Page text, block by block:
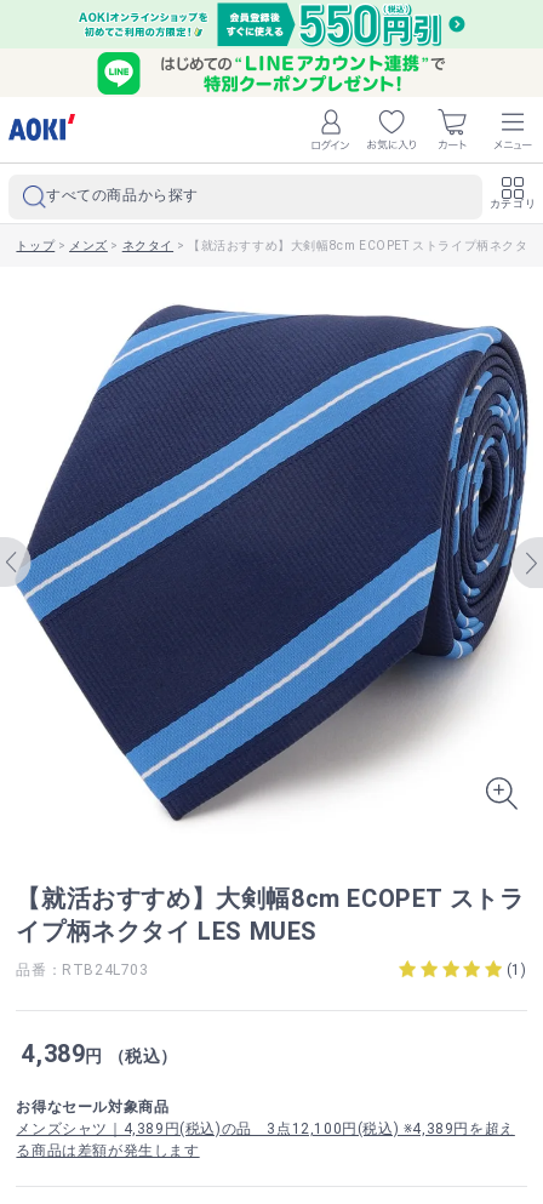
すべての商品から探す カテゴリ
トップ> メンズ > ネクタイ > 【就活おすすめ】大剣幅8cm ECOPET ストライプ柄ネクタイ
【就活おすすめ】大剣幅8cm ECOPET ストラ
イプ柄ネクタイ LES MUES
品番：RTB24L703 (1 )
4,389円 （税込）
お得なセール対象商品
メンズシャツ｜4,389円(税込)の品 3点12,100円(税込) ※4,389円を超え
る商品は差額が発生します